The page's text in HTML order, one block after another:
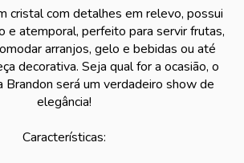
cristal com detalhes em relevo, possui
e atemporal, perfeito para servir frutas,
arranjos, gelo e bebidas ou até
decorativa. Seja qual for a ocasião, o
Brandon será um verdadeiro show de
elegância!
Características: